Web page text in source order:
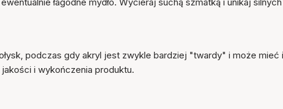
podczas gdy akryl jest zwykle bardziej "twardy" i może mieć
i wykończenia produktu.